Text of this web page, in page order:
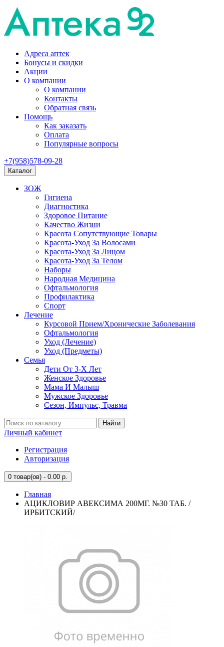
Адреса аптек
Бонусы и скидки
Акции
О компании
О компании
Контакты
Обратная связь
Помощь
Как заказать
Оплата
Популярные вопросы
+7(958)578-09-28
Каталог
ЗОЖ
Гигиена
Диагностика
Здоровое Питание
Качество Жизни
Красота Сопутствующие Товары
Красота-Уход За Волосами
Красота-Уход За Лицом
Красота-Уход За Телом
Наборы
Народная Медицина
Офтальмология
Профилактика
Спорт
Лечение
Курсовой Прием/Хронические Заболевания
Офтальмология
Уход (Лечение)
Уход (Предметы)
Семья
Дети От 3-Х Лет
Женское Здоровье
Мама И Малыш
Мужское Здоровье
Сезон, Импульс, Травма
Найти
Личный кабинет
Регистрация
Авторизация
0 товар(ов) - 0.00 р.
Главная
АЦИКЛОВИР АВЕКСИМА 200МГ. №30 ТАБ. /
ИРБИТСКИЙ/